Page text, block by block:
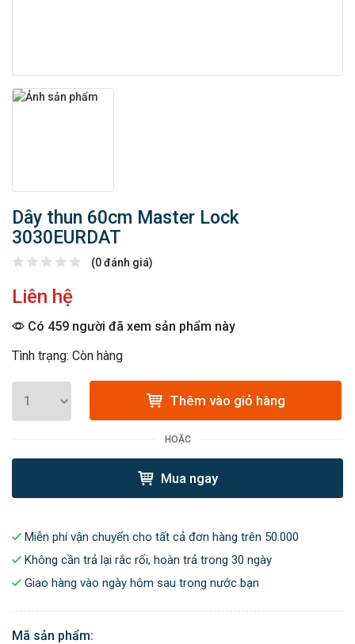
Dây thun 60cm Master Lock
3030EURDAT
(0 đánh giá)
Liên hệ
Có 459 người đã xem sản phẩm này
Tình trạng: Còn hàng
Thêm vào giỏ hàng
HOẶC
Mua ngay
Miễn phí vận chuyển cho tất cả đơn hàng trên 50.000
Không cần trả lại rắc rối, hoàn trả trong 30 ngày
Giao hàng vào ngày hôm sau trong nước bạn
Mã sản phẩm: